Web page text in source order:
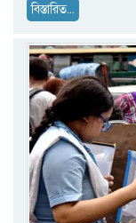
বিস্তারিত...